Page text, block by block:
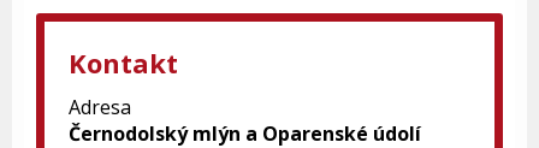
Kontakt
Adresa
Černodolský mlýn a Oparenské údolí